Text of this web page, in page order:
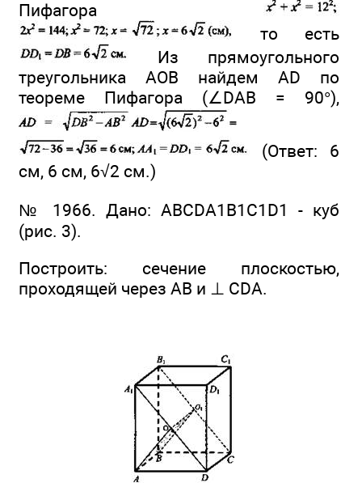
Пифагора
то есть
Из прямоугольного
треугольника АОВ найдем AD по
теореме Пифагора (∠DAB = 90°),
(Ответ: 6
см, 6 см, 6√2 см.)
№ 1966. Дано: ABCDA1B1C1D1 - куб
(рис. 3).
Построить: сечение плоскостью,
проходящей через АВ и ⊥ CDА.